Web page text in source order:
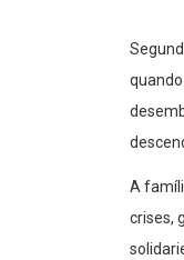
A
crises,